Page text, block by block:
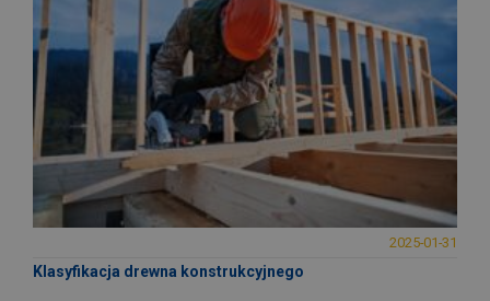
2025-01-31
Klasyfikacja drewna konstrukcyjnego